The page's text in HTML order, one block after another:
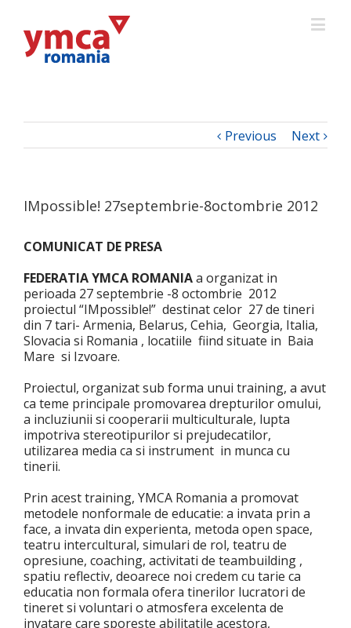
Previous Next
IMpossible! 27septembrie-8octombrie 2012
COMUNICAT DE PRESA
FEDERATIA YMCA ROMANIAa organizat in
perioada 27 septembrie -8 octombrie 2012
proiectul “IMpossible!” destinat celor 27 de tineri
din 7 tari- Armenia, Belarus, Cehia, Georgia, Italia,
Slovacia si Romania , locatiile fiind situate in Baia
Mare si Izvoare.
Proiectul, organizat sub forma unui training, a avut
ca teme principale promovarea drepturilor omului,
a incluziunii si cooperarii multiculturale, lupta
impotriva stereotipurilor si prejudecatilor,
utilizarea media ca si instrument in munca cu
tinerii.
Prin acest training, YMCA Romania a promovat
metodele nonformale de educatie: a invata prin a
face, a invata din experienta, metoda open space,
teatru intercultural, simulari de rol, teatru de
opresiune, coaching, activitati de teambuilding ,
spatiu reflectiv, deoarece noi credem cu tarie ca
educatia non formala ofera tinerilor lucratori de
tineret si voluntari o atmosfera excelenta de
invatare care sporeste abilitatile acestora,